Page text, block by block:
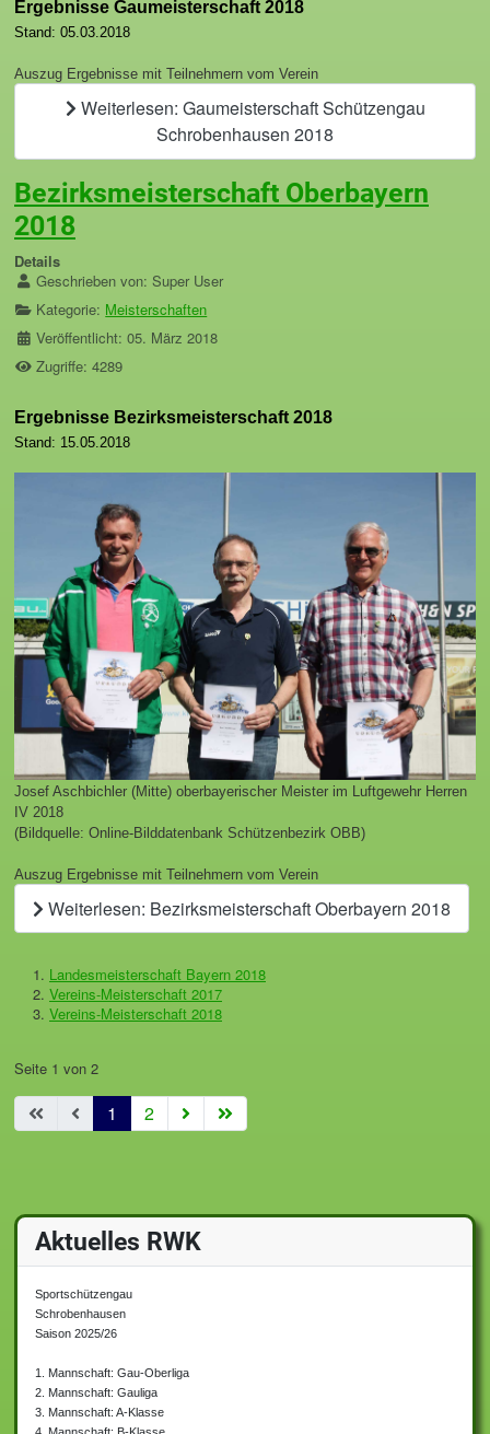
Ergebnisse Gaumeisterschaft 2018
Stand: 05.03.2018
Auszug Ergebnisse mit Teilnehmern vom Verein
Weiterlesen: Gaumeisterschaft Schützengau
Schrobenhausen 2018
Bezirksmeisterschaft Oberbayern
2018
Details
Geschrieben von:Super User
Kategorie: Meisterschaften
Veröffentlicht: 05. März 2018
Zugriffe: 4289
Ergebnisse Bezirksmeisterschaft 2018
Stand: 15.05.2018
Josef Aschbichler (Mitte) oberbayerischer Meister im Luftgewehr Herren
IV 2018
(Bildquelle: Online-Bilddatenbank Schützenbezirk OBB)
Auszug Ergebnisse mit Teilnehmern vom Verein
Weiterlesen: Bezirksmeisterschaft Oberbayern 2018
Landesmeisterschaft Bayern 2018
Vereins-Meisterschaft 2017
Vereins-Meisterschaft 2018
Seite 1 von 2
1 2
Aktuelles RWK
Sportschützengau
Schrobenhausen
Saison 2025/26
1. Mannschaft: Gau-Oberliga
2. Mannschaft: Gauliga
3. Mannschaft: A-Klasse